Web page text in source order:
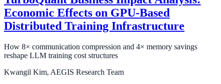
Economic Effects on GPU-Based
Distributed Training Infrastructure
How 8× communication compression and 4× memory savings
reshape LLM training cost structures
Kwangil Kim, AEGIS Research Team